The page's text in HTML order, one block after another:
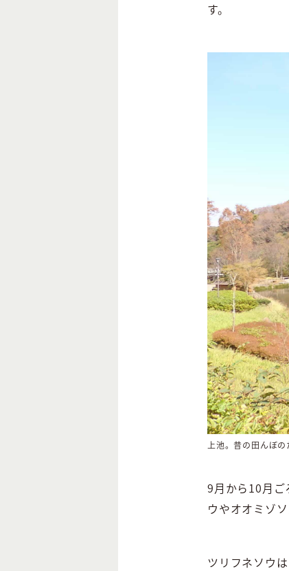
す。
上池。昔の田んぼの
9月から10月
ウやオオミゾ
ツリフネソウ